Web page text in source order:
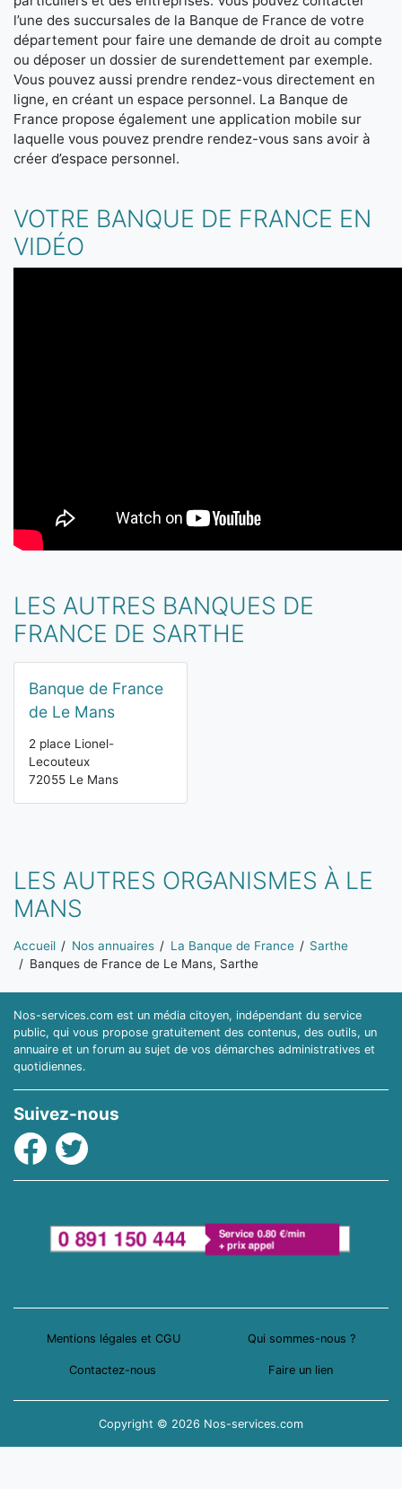
l’une des succursales de la Banque de France de votre
département pour faire une demande de droit au compte
ou déposer un dossier de surendettement par exemple.
Vous pouvez aussi prendre rendez-vous directement en
ligne, en créant un espace personnel. La Banque de
France propose également une application mobile sur
laquelle vous pouvez prendre rendez-vous sans avoir à
créer d’espace personnel.
VOTRE BANQUE DE FRANCE EN
VIDÉO
LES AUTRES BANQUES DE
FRANCE DE SARTHE
Banque de France
de Le Mans
2 place Lionel-
Lecouteux
72055 Le Mans
LES AUTRES ORGANISMES À LE
MANS
Vous êtes ici:
Accueil Nos annuaires La Banque de France
Sarthe
Banques de France de Le Mans, Sarthe
Nos-services.com est un média citoyen, indépendant du service
public, qui vous propose gratuitement des contenus, des outils, un
annuaire et un forum au sujet de vos démarches administratives et
quotidiennes.
Suivez-nous
Facebook
Twitter
Mentions légales et CGU Qui sommes-nous ?
Contactez-nous Faire un lien
Copyright © 2026 Nos-services.com